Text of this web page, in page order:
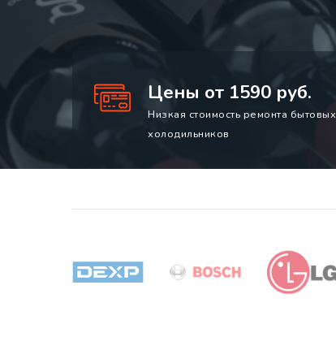
Цены от 1590 руб.
Низкая стоимость ремонта бытовых
холодильников